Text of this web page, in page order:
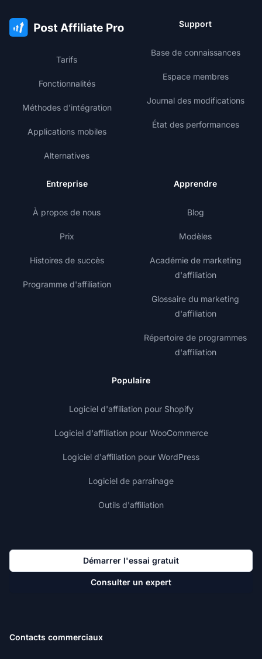
Tarifs
Fonctionnalités
Méthodes d'intégration
Applications mobiles
Alternatives
Support
Base de connaissances
Espace membres
Journal des modifications
État des performances
Entreprise
À propos de nous
Prix
Histoires de succès
Programme d'affiliation
Apprendre
Blog
Modèles
Académie de marketing
d'affiliation
Glossaire du marketing
d'affiliation
Répertoire de programmes
d'affiliation
Populaire
Logiciel d'affiliation pour Shopify
Logiciel d'affiliation pour WooCommerce
Logiciel d'affiliation pour WordPress
Logiciel de parrainage
Outils d'affiliation
Démarrer l'essai gratuit
Consulter un expert
Contacts commerciaux